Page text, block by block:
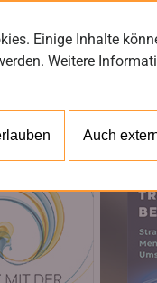
Einige Inhalte
Weitere
Auch